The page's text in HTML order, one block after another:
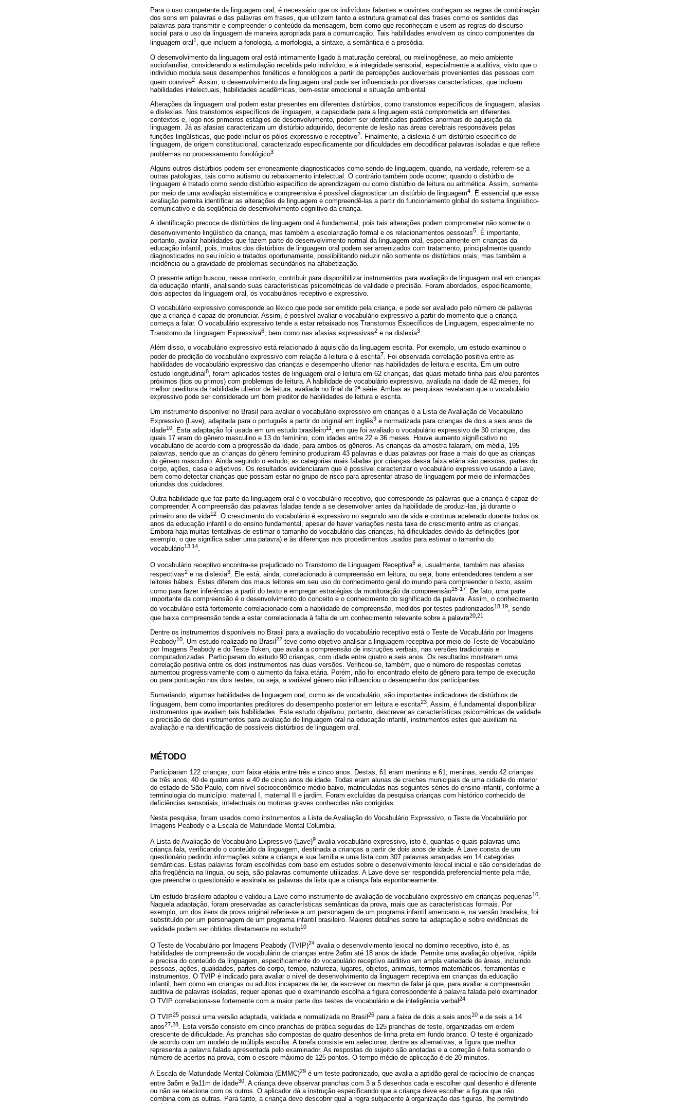
Para o uso competente da linguagem oral, é necessário que os indivíduos falantes e ouvintes conheçam as regras de combinação
dos sons em palavras e das palavras em frases, que utilizem tanto a estrutura gramatical das frases como os sentidos das
palavras para transmitir e compreender o conteúdo da mensagem, bem como que reconheçam e usem as regras do discurso
social para o uso da linguagem de maneira apropriada para a comunicação. Tais habilidades envolvem os cinco componentes da
linguagem oral 1 , que incluem a fonologia, a morfologia, a sintaxe, a semântica e a prosódia.
O desenvolvimento da linguagem oral está intimamente ligado à maturação cerebral, ou mielinogênese, ao meio ambiente
sociofamiliar, considerando a estimulação recebida pelo indivíduo, e à integridade sensorial, especialmente a auditiva, visto que o
indivíduo modula seus desempenhos fonéticos e fonológicos a partir de percepções audioverbais provenientes das pessoas com
quem convive2 . Assim, o desenvolvimento da linguagem oral pode ser influenciado por diversas características, que incluem
habilidades intelectuais, habilidades acadêmicas, bem-estar emocional e situação ambiental.
Alterações da linguagem oral podem estar presentes em diferentes distúrbios, como transtornos específicos de linguagem, afasias
e dislexias. Nos transtornos específicos de linguagem, a capacidade para a linguagem está comprometida em diferentes
contextos e, logo nos primeiros estágios de desenvolvimento, podem ser identificados padrões anormais de aquisição da
linguagem. Já as afasias caracterizam um distúrbio adquirido, decorrente de lesão nas áreas cerebrais responsáveis pelas
funções lingüísticas, que pode incluir os pólos expressivo e receptivo2. Finalmente, a dislexia é um distúrbio específico de
linguagem, de origem constitucional, caracterizado especificamente por dificuldades em decodificar palavras isoladas e que reflete
problemas no processamento fonológico3
Alguns outros distúrbios podem ser erroneamente diagnosticados como sendo de linguagem, quando, na verdade, referem-se a
outras patologias, tais como autismo ou rebaixamento intelectual. O contrário também pode ocorrer, quando o distúrbio de
linguagem é tratado como sendo distúrbio específico de aprendizagem ou como distúrbio de leitura ou aritmética. Assim, somente
por meio de uma avaliação sistemática e compreensiva é possível diagnosticar um distúrbio de linguagem4. É essencial que essa
avaliação permita identificar as alterações de linguagem e compreendê-las a partir do funcionamento global do sistema lingüístico-
comunicativo e da seqüência do desenvolvimento cognitivo da criança.
A identificação precoce de distúrbios de linguagem oral é fundamental, pois tais alterações podem comprometer não somente o
desenvolvimento lingüístico da criança, mas também a escolarização formal e os relacionamentos pessoais5
. É importante,
portanto, avaliar habilidades que fazem parte do desenvolvimento normal da linguagem oral, especialmente em crianças da
educação infantil, pois, muitos dos distúrbios de linguagem oral podem ser amenizados com tratamento, principalmente quando
diagnosticados no seu início e tratados oportunamente, possibilitando reduzir não somente os distúrbios orais, mas também a
incidência ou a gravidade de problemas secundários na alfabetização.
O presente artigo buscou, nesse contexto, contribuir para disponibilizar instrumentos para avaliação de linguagem oral em crianças
da educação infantil, analisando suas características psicométricas de validade e precisão. Foram abordados, especificamente,
dois aspectos da linguagem oral, os vocabulários receptivo e expressivo.
O vocabulário expressivo corresponde ao léxico que pode ser emitido pela criança, e pode ser avaliado pelo número de palavras
que a criança é capaz de pronunciar. Assim, é possível avaliar o vocabulário expressivo a partir do momento que a criança
começa a falar. O vocabulário expressivo tende a estar rebaixado nos Transtornos Específicos de Linguagem, especialmente no
Transtorno da Linguagem Expressiva6 , bem como nas afasias expressivas2 e na dislexia3
Além disso, o vocabulário expressivo está relacionado à aquisição da linguagem escrita. Por exemplo, um estudo examinou o
poder de predição do vocabulário expressivo com relação à leitura e à escrita7. Foi observada correlação positiva entre as
habilidades de vocabulário expressivo das crianças e desempenho ulterior nas habilidades de leitura e escrita. Em um outro
estudo longitudinal8, foram aplicados testes de linguagem oral e leitura em 62 crianças, das quais metade tinha pais e/ou parentes
próximos (tios ou primos) com problemas de leitura. A habilidade de vocabulário expressivo, avaliada na idade de 42 meses, foi
melhor preditora da habilidade ulterior de leitura, avaliada no final da 2ª série. Ambas as pesquisas revelaram que o vocabulário
expressivo pode ser considerado um bom preditor de habilidades de leitura e escrita.
Um instrumento disponível no Brasil para avaliar o vocabulário expressivo em crianças é a Lista de Avaliação de Vocabulário
Expressivo (Lave), adaptada para o português a partir do original em inglês9 e normatizada para crianças de dois a seis anos de
idade10. Esta adaptação foi usada em um estudo brasileiro11 , em que foi avaliado o vocabulário expressivo de 30 crianças, das
quais 17 eram do gênero masculino e 13 do feminino, com idades entre 22 e 36 meses. Houve aumento significativo no
vocabulário de acordo com a progressão da idade, para ambos os gêneros. As crianças da amostra falaram, em média, 195
palavras, sendo que as crianças do gênero feminino produziram 43 palavras e duas palavras por frase a mais do que as crianças
do gênero masculino. Ainda segundo o estudo, as categorias mais faladas por crianças dessa faixa etária são pessoas, partes do
corpo, ações, casa e adjetivos. Os resultados evidenciaram que é possível caracterizar o vocabulário expressivo usando a Lave,
bem como detectar crianças que possam estar no grupo de risco para apresentar atraso de linguagem por meio de informações
oriundas dos cuidadores.
Outra habilidade que faz parte da linguagem oral é o vocabulário receptivo, que corresponde às palavras que a criança é capaz de
compreender. A compreensão das palavras faladas tende a se desenvolver antes da habilidade de produzi-las, já durante o
primeiro ano de vida12
. O crescimento do vocabulário é expressivo no segundo ano de vida e continua acelerado durante todos os
anos da educação infantil e do ensino fundamental, apesar de haver variações nesta taxa de crescimento entre as crianças.
Embora haja muitas tentativas de estimar o tamanho do vocabulário das crianças, há dificuldades devido às definições (por
exemplo, o que significa saber uma palavra) e às diferenças nos procedimentos usados para estimar o tamanho do
vocabulário13,14.
O vocabulário receptivo encontra-se prejudicado no Transtorno de Linguagem Receptiva6 e, usualmente, também nas afasias
respectivas2 e na dislexia3
. Ele está, ainda, correlacionado à compreensão em leitura, ou seja, bons entendedores tendem a ser
leitores hábeis. Estes diferem dos maus leitores em seu uso do conhecimento geral do mundo para compreender o texto, assim
como para fazer inferências a partir do texto e empregar estratégias da monitoração da compreensão15-17. De fato, uma parte
importante da compreensão é o desenvolvimento do conceito e o conhecimento do significado da palavra. Assim, o conhecimento
do vocabulário está fortemente correlacionado com a habilidade de compreensão, medidos por testes padronizados18,19
, sendo
que baixa compreensão tende a estar correlacionada à falta de um conhecimento relevante sobre a palavra20,21
Dentre os instrumentos disponíveis no Brasil para a avaliação do vocabulário receptivo está o Teste de Vocabulário por Imagens
Peabody10. Um estudo realizado no Brasil 22 teve como objetivo analisar a linguagem receptiva por meio do Teste de Vocabulário
por Imagens Peabody e do Teste Token, que avalia a compreensão de instruções verbais, nas versões tradicionais e
computadorizadas. Participaram do estudo 90 crianças, com idade entre quatro e seis anos. Os resultados mostraram uma
correlação positiva entre os dois instrumentos nas duas versões. Verificou-se, também, que o número de respostas corretas
aumentou progressivamente com o aumento da faixa etária. Porém, não foi encontrado efeito de gênero para tempo de execução
ou para pontuação nos dois testes, ou seja, a variável gênero não influenciou o desempenho dos participantes.
Sumariando, algumas habilidades de linguagem oral, como as de vocabulário, são importantes indicadores de distúrbios de
linguagem, bem como importantes preditores do desempenho posterior em leitura e escrita23 . Assim, é fundamental disponibilizar
instrumentos que avaliem tais habilidades. Este estudo objetivou, portanto, descrever as características psicométricas de validade
e precisão de dois instrumentos para avaliação de linguagem oral na educação infantil, instrumentos estes que auxiliam na
avaliação e na identificação de possíveis distúrbios de linguagem oral.
MÉTODO
Participaram 122 crianças, com faixa etária entre três e cinco anos. Destas, 61 eram meninos e 61, meninas, sendo 42 crianças
de três anos, 40 de quatro anos e 40 de cinco anos de idade. Todas eram alunas de creches municipais de uma cidade do interior
do estado de São Paulo, com nível socioeconômico médio-baixo, matriculadas nas seguintes séries do ensino infantil, conforme a
terminologia do município: maternal I, maternal II e jardim. Foram excluídas da pesquisa crianças com histórico conhecido de
deficiências sensoriais, intelectuais ou motoras graves conhecidas não corrigidas.
Nesta pesquisa, foram usados como instrumentos a Lista de Avaliação do Vocabulário Expressivo, o Teste de Vocabulário por
Imagens Peabody e a Escala de Maturidade Mental Colúmbia.
A Lista de Avaliação de Vocabulário Expressivo (Lave)9 avalia vocabulário expressivo, isto é, quantas e quais palavras uma
criança fala, verificando o conteúdo da linguagem, destinada a crianças a partir de dois anos de idade. A Lave consta de um
questionário pedindo informações sobre a criança e sua família e uma lista com 307 palavras arranjadas em 14 categorias
semânticas. Estas palavras foram escolhidas com base em estudos sobre o desenvolvimento lexical inicial e são consideradas de
alta freqüência na língua, ou seja, são palavras comumente utilizadas. A Lave deve ser respondida preferencialmente pela mãe,
que preenche o questionário e assinala as palavras da lista que a criança fala espontaneamente.
Um estudo brasileiro adaptou e validou a Lave como instrumento de avaliação de vocabulário expressivo em crianças pequenas10
Naquela adaptação, foram preservadas as características semânticas da prova, mais que as características formais. Por
exemplo, um dos itens da prova original referia-se a um personagem de um programa infantil americano e, na versão brasileira, foi
substituído por um personagem de um programa infantil brasileiro. Maiores detalhes sobre tal adaptação e sobre evidências de
validade podem ser obtidos diretamente no estudo10.
O Teste de Vocabulário por Imagens Peabody (TVIP)24 avalia o desenvolvimento lexical no domínio receptivo, isto é, as
habilidades de compreensão de vocabulário de crianças entre 2a6m até 18 anos de idade. Permite uma avaliação objetiva, rápida
e precisa do conteúdo da linguagem, especificamente do vocabulário receptivo auditivo em ampla variedade de áreas, incluindo
pessoas, ações, qualidades, partes do corpo, tempo, natureza, lugares, objetos, animais, termos matemáticos, ferramentas e
instrumentos. O TVIP é indicado para avaliar o nível de desenvolvimento da linguagem receptiva em crianças da educação
infantil, bem como em crianças ou adultos incapazes de ler, de escrever ou mesmo de falar já que, para avaliar a compreensão
auditiva de palavras isoladas, requer apenas que o examinando escolha a figura correspondente à palavra falada pelo examinador.
O TVIP correlaciona-se fortemente com a maior parte dos testes de vocabulário e de inteligência verbal 24
O TVIP25 possui uma versão adaptada, validada e normatizada no Brasil 26 para a faixa de dois a seis anos10 e de seis a 14
anos27,28
. Esta versão consiste em cinco pranchas de prática seguidas de 125 pranchas de teste, organizadas em ordem
crescente de dificuldade. As pranchas são compostas de quatro desenhos de linha preta em fundo branco. O teste é organizado
de acordo com um modelo de múltipla escolha. A tarefa consiste em selecionar, dentre as alternativas, a figura que melhor
representa a palavra falada apresentada pelo examinador. As respostas do sujeito são anotadas e a correção é feita somando o
número de acertos na prova, com o escore máximo de 125 pontos. O tempo médio de aplicação é de 20 minutos.
A Escala de Maturidade Mental Colúmbia (EMMC)29 é um teste padronizado, que avalia a aptidão geral de raciocínio de crianças
entre 3a6m e 9a11m de idade30 . A criança deve observar pranchas com 3 a 5 desenhos cada e escolher qual desenho é diferente
ou não se relaciona com os outros. O aplicador dá a instrução especificando que a criança deve escolher a figura que não
combina com as outras. Para tanto, a criança deve descobrir qual a regra subjacente à organização das figuras, lhe permitindo